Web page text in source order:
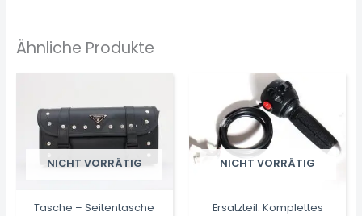
Ähnliche Produkte
NICHT VORRÄTIG
Tasche – Seitentasche
NICHT VORRÄTIG
Ersatzteil: Komplettes